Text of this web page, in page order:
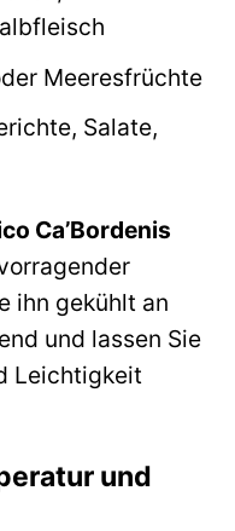
Meeresfrüchte
Salate,
Ca’Bordenis
ihn gekühlt an
und lassen Sie
Leichtigkeit
und